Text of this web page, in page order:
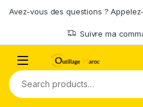
Avez-vous des questions ?
Suivre ma
Search for: